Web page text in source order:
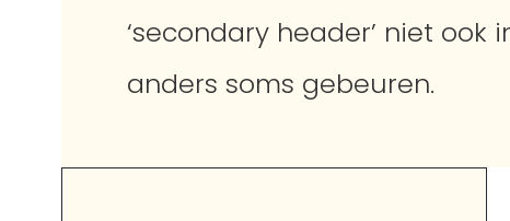
‘secondary header’ niet
anders soms gebeuren.